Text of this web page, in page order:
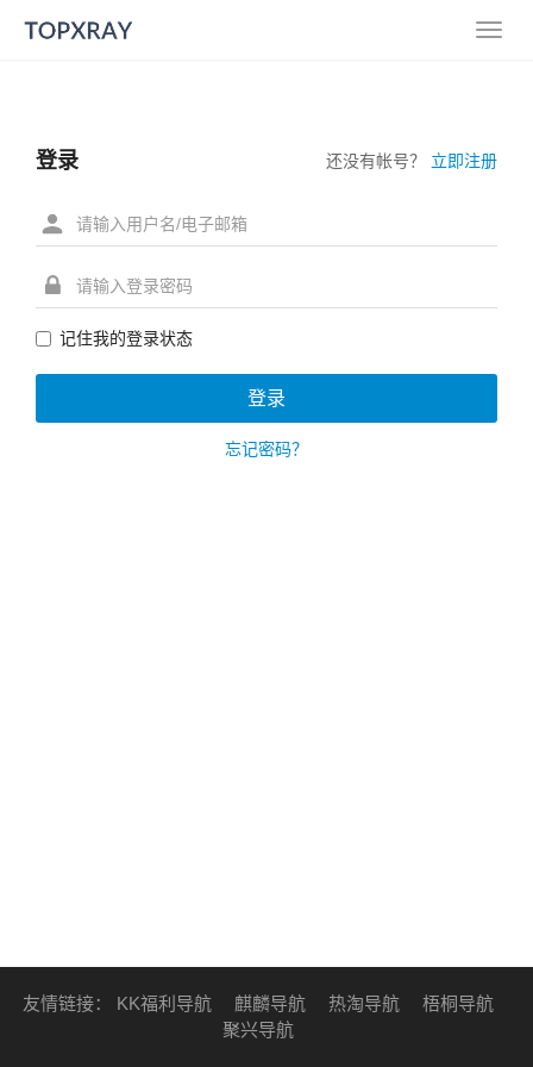
登录 还没有帐号？ 立即注册
记住我的登录状态
忘记密码？
友情链接： KK福利导航 麒麟导航 热淘导航
梧桐导航
聚兴导航